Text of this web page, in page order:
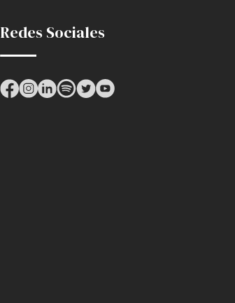
Redes Sociales